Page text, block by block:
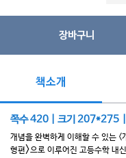
장바구니
책소개
쪽수 420 | 크기
개념을 완벽하게 이해할 수 있는
형편>으로 이루어진 고등수학 내